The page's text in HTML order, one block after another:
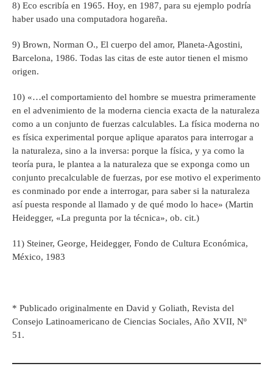
8) Eco escribía en 1965. Hoy, en 1987, para su ejemplo podría
haber usado una computadora hogareña.
9) Brown, Norman O., El cuerpo del amor, Planeta-Agostini,
Barcelona, 1986. Todas las citas de este autor tienen el mismo
origen.
10) «…el comportamiento del hombre se muestra primeramente
en el advenimiento de la moderna ciencia exacta de la naturaleza
como a un conjunto de fuerzas calculables. La física moderna no
es física experimental porque aplique aparatos para interrogar a
la naturaleza, sino a la inversa: porque la física, y ya como la
teoría pura, le plantea a la naturaleza que se exponga como un
conjunto precalculable de fuerzas, por ese motivo el experimento
es conminado por ende a interrogar, para saber si la naturaleza
así puesta responde al llamado y de qué modo lo hace» (Martin
Heidegger, «La pregunta por la técnica», ob. cit.)
11) Steiner, George, Heidegger, Fondo de Cultura Económica,
México, 1983
* Publicado originalmente en David y Goliath, Revista del
Consejo Latinoamericano de Ciencias Sociales, Año XVII, Nº
51.